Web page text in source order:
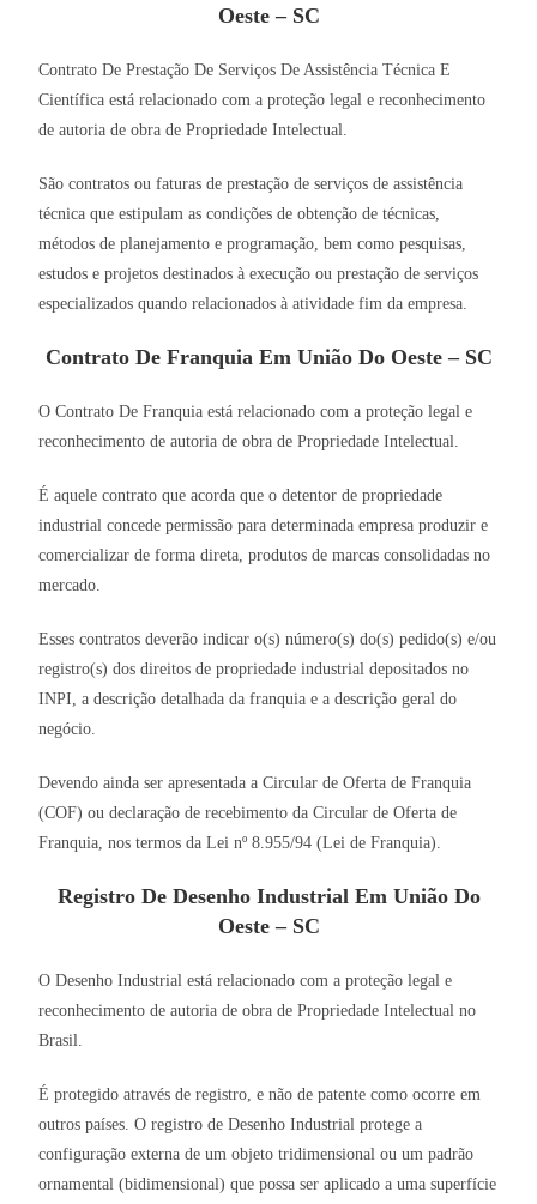
Oeste – SC
Contrato De Prestação De Serviços De Assistência Técnica E
Científica está relacionado com a proteção legal e reconhecimento
de autoria de obra de Propriedade Intelectual.
São contratos ou faturas de prestação de serviços de assistência
técnica que estipulam as condições de obtenção de técnicas,
métodos de planejamento e programação, bem como pesquisas,
estudos e projetos destinados à execução ou prestação de serviços
especializados quando relacionados à atividade fim da empresa.
Contrato De Franquia Em União Do Oeste – SC
O Contrato De Franquia está relacionado com a proteção legal e
reconhecimento de autoria de obra de Propriedade Intelectual.
É aquele contrato que acorda que o detentor de propriedade
industrial concede permissão para determinada empresa produzir e
comercializar de forma direta, produtos de marcas consolidadas no
mercado.
Esses contratos deverão indicar o(s) número(s) do(s) pedido(s) e/ou
registro(s) dos direitos de propriedade industrial depositados no
INPI, a descrição detalhada da franquia e a descrição geral do
negócio.
Devendo ainda ser apresentada a Circular de Oferta de Franquia
(COF) ou declaração de recebimento da Circular de Oferta de
Franquia, nos termos da Lei nº 8.955/94 (Lei de Franquia).
Registro De Desenho Industrial Em União Do
Oeste – SC
O Desenho Industrial está relacionado com a proteção legal e
reconhecimento de autoria de obra de Propriedade Intelectual no
Brasil.
É protegido através de registro, e não de patente como ocorre em
outros países. O registro de Desenho Industrial protege a
configuração externa de um objeto tridimensional ou um padrão
ornamental (bidimensional) que possa ser aplicado a uma superfície